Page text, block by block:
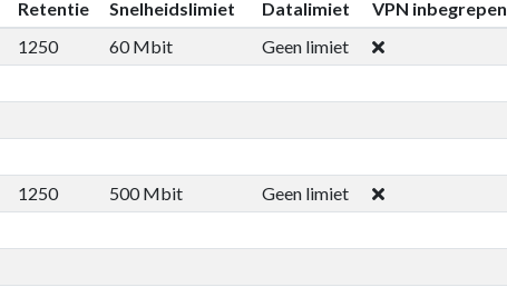
Retentie Snelheidslimiet Datalimiet VPN inbegrepen
1250 60 Mbit Geen limiet
1250 500 Mbit Geen limiet